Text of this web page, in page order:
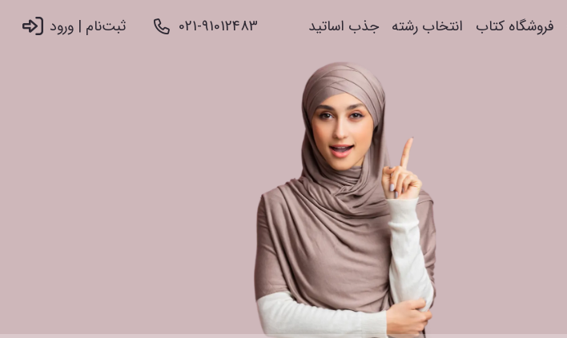
فروشگاه کتاب انتخاب رشته جذب اساتید 021-91012483 ثبت‌نام |‌ ورود